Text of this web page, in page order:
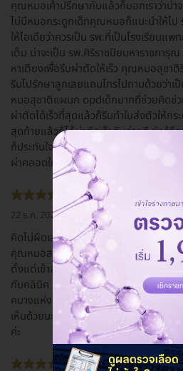
คุณหมอเค้าปรึกษากันแล้วก็บอกเราว่าน่า
ไม่มีหมอกระดูกเด็กคุณหมอก็แนะนำให้ไ
ให้ไอเดียว่าควรเป็น รพ.ที่เป็นโรงเรียนแ
เต็ม น่าจะเป็น รพ.ศิริราชปิยมหาราชการุณ
หาเตียงเพื่อรีบผ่าตัดให้เร็ว คุณหมอสุชาติรี
รีบไปรักษาลูกเลยแถมโทรไปถามด้วยว่าเ
หมอสุชาติแผนก opdเด็กมากที่ช่วยคิดช่ว
ผ่าตัดได้เร็วที่สุดแล้วก็รีบทำใบส่งตัวให้กร
สุดท้ายแล้วก็ได้ผ่าตัดเร็วทันท่วงที ยังรู้
ก็ประทับใจหมออีกหลายท่านบางท่านก็ไป
ผ่าคลอดให้ด้วยแต่ท่านออกไปแล้ว
22 ธ.ค. 2022
คิดไม่ผิดเลย ที่ศัลยกรรมที่นี่ เรามีโรคปร
คุณหมอสานิจ รอนานหน่อยตอนรอผ่าตั
ตั้งแต่เข้าจนออก ไม่มีเหวี่ยง วีนใส่เลย คุ
กับคลินิค เราไว้ใจที่นี่ เพราะแพทย์จบศัล
คบางแห่งที่มีคนแนะนำให้เราทำ จบทั่วไป
เห็นด้วยนะ แต่เราเชื่อใจยันฮีค่ะ ) ชอบม
ค่ะ